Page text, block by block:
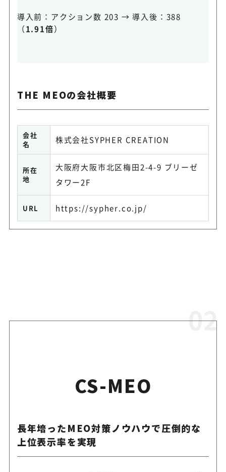
導入前：アクション数 203 → 導入後：388
（1.91倍）
THE MEOの会社概要
会社
名
株式会社SYPHER CREATION
所在
地
大阪府大阪市北区梅田2-4-9 ブリーゼ
タワー2F
URL https://sypher.co.jp/
CS-MEO
長年培ったMEO対策ノウハウで圧倒的な
上位表示率を実現